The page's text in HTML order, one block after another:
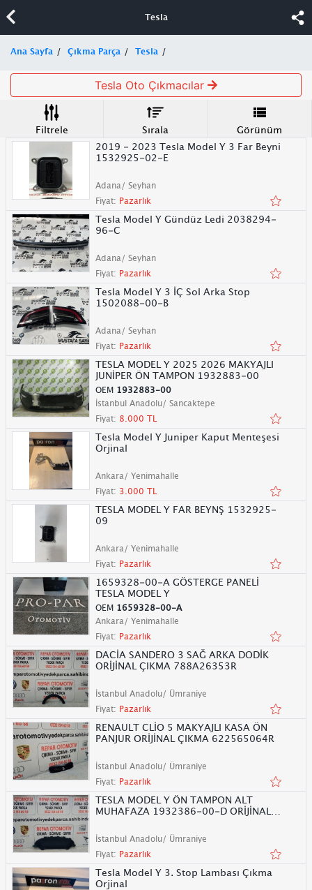
Tesla
Ana Sayfa Çıkma Parça Tesla
Tesla Oto Çıkmacılar
Filtrele Sırala
Görünüm
2019 - 2023 Tesla Model Y 3 Far Beyni
1532925-02-E
Adana/ Seyhan
Fiyat: Pazarlık
Tesla Model Y Gündüz Ledi 2038294-
96-C
Adana/ Seyhan
Fiyat: Pazarlık
Tesla Model Y 3 İÇ Sol Arka Stop
1502088-00-B
Adana/ Seyhan
Fiyat: Pazarlık
TESLA MODEL Y 2025 2026 MAKYAJLI
JUNİPER ÖN TAMPON 1932883-00
OEM 1932883-00
İstanbul Anadolu/ Sancaktepe
Fiyat: 8.000 TL
Tesla Model Y Juniper Kaput Menteşesi
Orjinal
Ankara/ Yenimahalle
Fiyat: 3.000 TL
TESLA MODEL Y FAR BEYNŞ 1532925-
09
Ankara/ Yenimahalle
Fiyat: Pazarlık
1659328-00-A GÖSTERGE PANELİ
TESLA MODEL Y
OEM 1659328-00-A
Ankara/ Yenimahalle
Fiyat: Pazarlık
DACİA SANDERO 3 SAĞ ARKA DODİK
ORİJİNAL ÇIKMA 788A26353R
İstanbul Anadolu/ Ümraniye
Fiyat: Pazarlık
RENAULT CLİO 5 MAKYAJLI KASA ÖN
PANJUR ORİJİNAL ÇIKMA 622565064R
İstanbul Anadolu/ Ümraniye
Fiyat: Pazarlık
TESLA MODEL Y ÖN TAMPON ALT
MUHAFAZA 1932386-00-D ORİJİNAL
İstanbul Anadolu/ Ümraniye
Fiyat: Pazarlık
Tesla Model Y 3. Stop Lambası Çıkma
Orjinal